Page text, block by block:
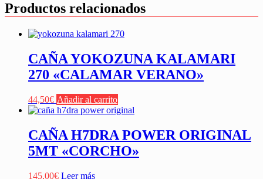
Productos relacionados
CAÑA YOKOZUNA KALAMARI
270 «CALAMAR VERANO»
44,50€ Añadir al carrito
CAÑA H7DRA POWER ORIGINAL
5MT «CORCHO»
145,00€ Leer más